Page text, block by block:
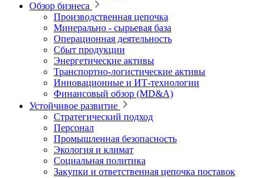
Обзор бизнеса
Производственная цепочка
Минерально ‑ сырьевая база
Операционная деятельность
Сбыт продукции
Энергетические активы
Транспортно-логистические активы
Инновационные и ИТ‑технологии
Финансовый обзор (MD&A)
Устойчивое развитие
Стратегический подход
Персонал
Промышленная безопасность
Экология и климат
Социальная политика
Закупки и ответственная цепочка поставок